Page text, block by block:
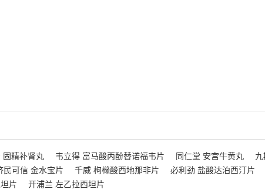
固精补肾丸 韦立得 富马酸丙酚替诺福韦片 同仁堂 安宫牛黄丸
民可信 金水宝片 千威 枸橼酸西地那非片 必利劲 盐酸达泊西汀片
片 开浦兰 左乙拉西坦片